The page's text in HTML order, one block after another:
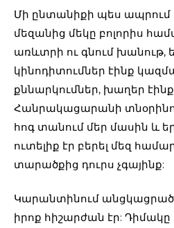
Մի ընտանիքի պես ապրում
մեզանից մեկը բոլորիս
առևտրի ու գնում խանութ,
կինոդիտումներ էինք
քննարկումներ, խաղեր
Հանրակացարանի
հոգ տանում մեր մասին և
ուտելիք էր բերել մեզ
տարածքից դուրս չգայինք:
Կարանտինում
իրոք հիշարժան էր: Դիմակը